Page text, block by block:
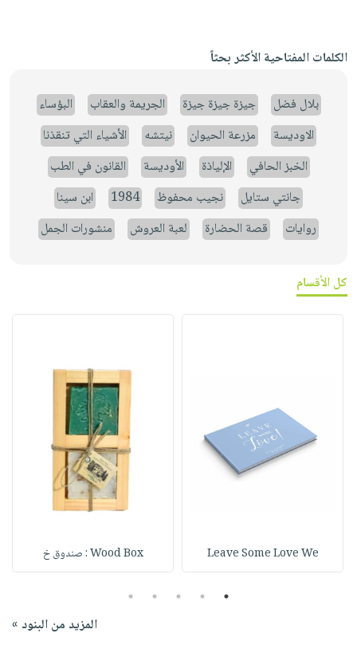
الكلمات المفتاحية الأكثر بحثاً
بلال فضل جيزة جيزة جيزة الجريمة والعقاب
البؤساء
الاوديسة
مزرعة الحيوان نيتشه
الأشياء التي تنقذنا
الخبز الحافي
الإلياذة الأوديسة
القانون في الطب
جانتي ستايل
نجيب محفوظ 1984
ابن سينا
روايات
قصة الحضارة لعبة العروش منشورات الجمل
كل الأقسام
Leave Some Love We Wood Box : صندوق خ
1
2
3
4
5
المزيد من البنود »